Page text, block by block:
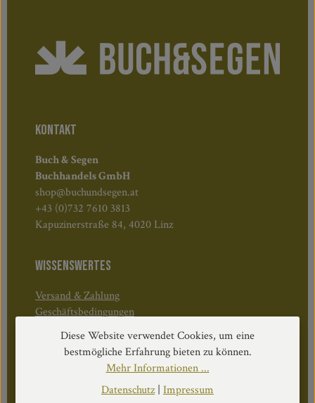
KONTAKT
Buch & Segen
Buchhandels GmbH
shop@buchundsegen.at
+43 (0)732 7610 3813
Kapuzinerstraße 84, 4020 Linz
WISSENSWERTES
Versand & Zahlung
Geschäftsbedingungen
Widerruf & Rücktritt
Öffnungszeiten:
Mo–Do: 08:30–17:00 Uhr
Fr: 08:30–12:30 Uhr
Diese Website verwendet Cookies, um eine
bestmögliche Erfahrung bieten zu können.
Mehr Informationen ...
Datenschutz| Impressum